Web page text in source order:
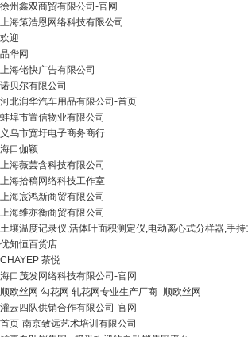
徐州鑫双商贸有限公司-官网
上海策浩恩网络科技有限公司
欢迎
晶华网
上海佬快广告有限公司
诺贝尔有限公司
河北润华汽车用品有限公司-首页
蚌埠市置信物业有限公司
义乌市宽圩电子商务商行
海口伽颖
上海薇芸含科技有限公司
上海拾稿网络科技工作室
上海宸鸿新商贸有限公司
上海维亦衡商贸有限公司
土壤温度记录仪,活体叶面积测定仪,电动离心式分样器,手
优知恒百货店
CHAYEP 茶悦
海口茂发网络科技有限公司-官网
顺欧丝网 勾花网 轧花网专业生产厂商_顺欧丝网
灌云四队供销合作有限公司-官网
首页-南京致远艺术培训有限公司